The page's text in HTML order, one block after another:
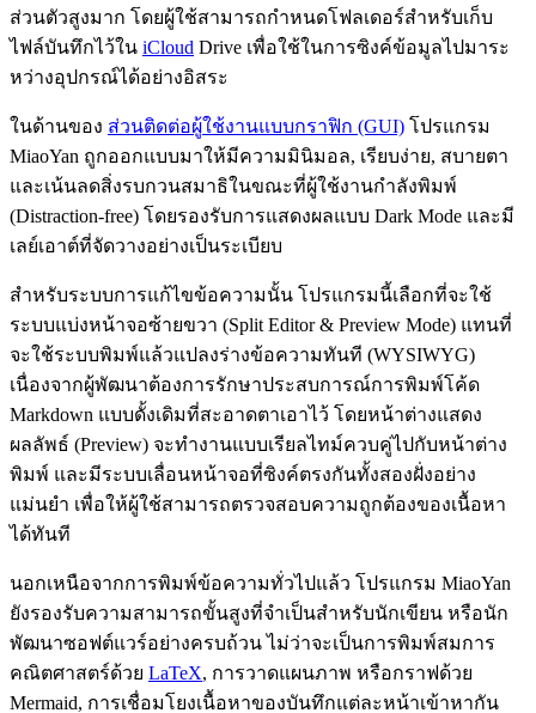
ส่วนตัวสูงมาก โดยผู้ใช้สามารถกำหนดโฟลเดอร์สำหรับเก็บ
ไฟล์บันทึกไว้ใน iCloud Drive เพื่อใช้ในการซิงค์ข้อมูลไปมาระ
หว่างอุปกรณ์ได้อย่างอิสระ
ในด้านของ ส่วนติดต่อผู้ใช้งานแบบกราฟิก (GUI) โปรแกรม
MiaoYan ถูกออกแบบมาให้มีความมินิมอล, เรียบง่าย, สบายตา
และเน้นลดสิ่งรบกวนสมาธิในขณะที่ผู้ใช้งานกำลังพิมพ์
(Distraction-free) โดยรองรับการแสดงผลแบบ Dark Mode และมี
เลย์เอาต์ที่จัดวางอย่างเป็นระเบียบ
สำหรับระบบการแก้ไขข้อความนั้น โปรแกรมนี้เลือกที่จะใช้
ระบบแบ่งหน้าจอซ้ายขวา (Split Editor & Preview Mode) แทนที่
จะใช้ระบบพิมพ์แล้วแปลงร่างข้อความทันที (WYSIWYG)
เนื่องจากผู้พัฒนาต้องการรักษาประสบการณ์การพิมพ์โค้ด
Markdown แบบดั้งเดิมที่สะอาดตาเอาไว้ โดยหน้าต่างแสดง
ผลลัพธ์ (Preview) จะทำงานแบบเรียลไทม์ควบคู่ไปกับหน้าต่าง
พิมพ์ และมีระบบเลื่อนหน้าจอที่ซิงค์ตรงกันทั้งสองฝั่งอย่าง
แม่นยำ เพื่อให้ผู้ใช้สามารถตรวจสอบความถูกต้องของเนื้อหา
ได้ทันที
นอกเหนือจากการพิมพ์ข้อความทั่วไปแล้ว โปรแกรม MiaoYan
ยังรองรับความสามารถขั้นสูงที่จำเป็นสำหรับนักเขียน หรือนัก
พัฒนาซอฟต์แวร์อย่างครบถ้วน ไม่ว่าจะเป็นการพิมพ์สมการ
คณิตศาสตร์ด้วย LaTeX, การวาดแผนภาพ หรือกราฟด้วย
Mermaid, การเชื่อมโยงเนื้อหาของบันทึกแต่ละหน้าเข้าหากัน